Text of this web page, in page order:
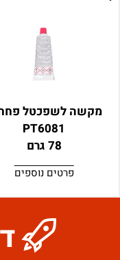
מקשה לשפכטל
PT6081
78 גרם
פרטים נוספים